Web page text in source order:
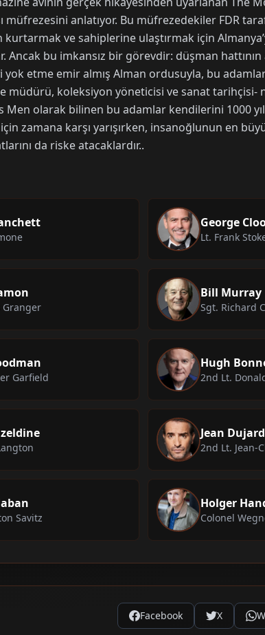
müfrezesini anlatıyor. Bu müfrezedekiler FDR
kurtarmak ve sahiplerine ulaştırmak için
Ancak bu imkansız bir görevdir: düşman
yok etme emir almış Alman ordusuyla, bu
müdürü, koleksiyon yöneticisi ve sanat tarihçisi-
Men olarak bilinen bu adamlar kendilerini 1000
zamana karşı yarışırken, insanoğlunun en
da riske atacaklardır..
George
Lt. Frank
Granger
Bill Murray
Sgt. Richard
Garfield
Hugh
2nd Lt.
Jean
2nd Lt. Jean-
Savitz
Holger
Colonel
Facebook X